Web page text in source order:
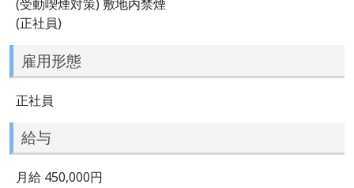
(受動喫煙対策) 敷地内禁煙
(正社員)
雇用形態
正社員
給与
月給 450,000円